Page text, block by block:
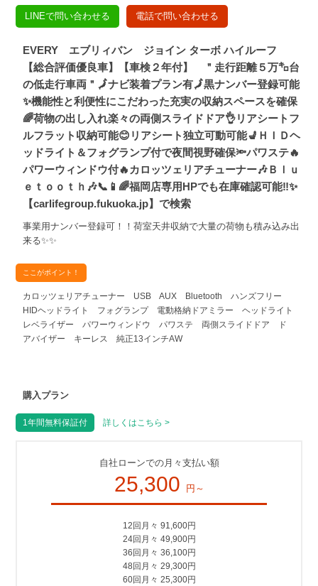
LINEで問い合わせる 電話で問い合わせる
EVERY エブリィバン ジョイン ターボ ハイルーフ
【総合評価優良車】【車検２年付】 ＂走行距離５万㌔台
の低走行車両＂🗾ナビ装着プラン有🗾黒ナンバー登録可能
✨機能性と利便性にこだわった充実の収納スペースを確保
🌈荷物の出し入れ楽々の両側スライドドア👌リアシートフ
ルフラット収納可能😊リアシート独立可動可能💺ＨＩＤヘ
ッドライト＆フォグランプ付で夜間視野確保🔦パワステ🔥
パワーウィンドウ付🔥カロッツェリアチューナー🎶Ｂｌｕ
ｅｔｏｏｔｈ🎶📞📱🌈福岡店専用HPでも在庫確認可能‼✨
【carlifegroup.fukuoka.jp】で検索
事業用ナンバー登録可！！荷室天井収納で大量の荷物も積み込み出
来る✨✨
ここがポイント！
カロッツェリアチューナー USB AUX Bluetooth ハンズフリー
HIDヘッドライト フォグランプ 電動格納ドアミラー ヘッドライト
レベライザー パワーウィンドウ パワステ 両側スライドドア ド
アバイザー キーレス 純正13インチAW
購入プラン
1年間無料保証付 詳しくはこちら >
自社ローンでの月々支払い額
25,300 円～
12回月々 91,600円
24回月々 49,900円
36回月々 36,100円
48回月々 29,300円
60回月々 25,300円